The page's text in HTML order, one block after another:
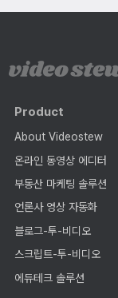
Product
About Videostew
온라인 동영상 에디터
부동산 마케팅 솔루션
언론사 영상 자동화
블로그-투-비디오
스크립트-투-비디오
에듀테크 솔루션